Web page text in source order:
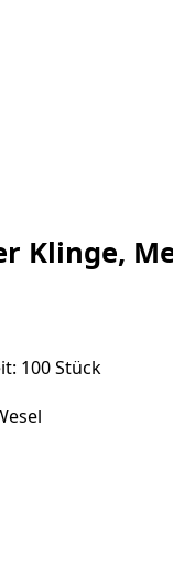
Klinge,
100 Stück